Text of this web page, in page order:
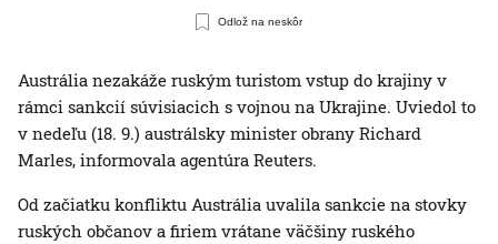
Odlož na neskôr
Austrália nezakáže ruským turistom vstup do krajiny v
rámci sankcií súvisiacich s vojnou na Ukrajine. Uviedol to
v nedeľu (18. 9.) austrálsky minister obrany Richard
Marles, informovala agentúra Reuters.
Od začiatku konfliktu Austrália uvalila sankcie na stovky
ruských občanov a firiem vrátane väčšiny ruského